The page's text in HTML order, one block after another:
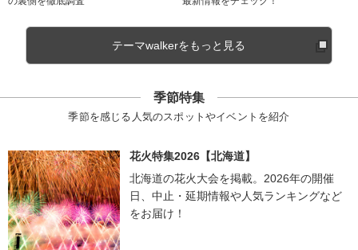
テーマwalkerをもっと見る
季節特集
季節を感じる人気のスポットやイベントを紹介
花火特集2026【北海道】
北海道の花火大会を掲載。2026年の開催
日、中止・延期情報や人気ランキングなど
をお届け！